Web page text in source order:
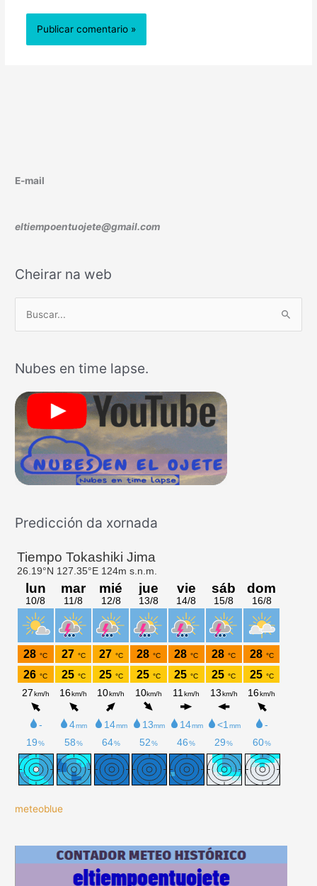
E-mail
eltiempoentuojete@gmail.com
Cheirar na web
c
a
p
o
r
Nubes en time lapse.
Predicción da xornada
meteoblue